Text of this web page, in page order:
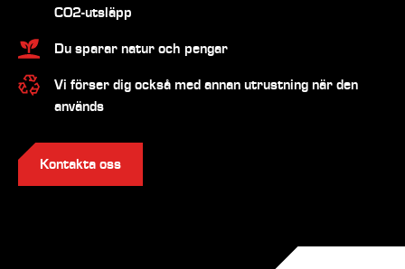
CO2-utsläpp
Du sparar natur och pengar
Vi förser dig också med annan utrustning när den
används
Kontakta oss